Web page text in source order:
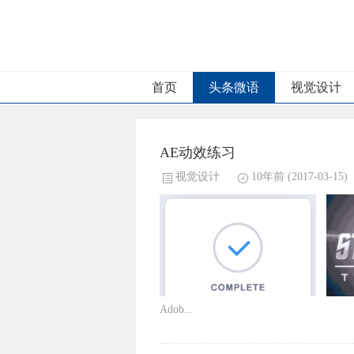
首页 头条微语 视觉设计
AE动效练习
视觉设计 10年前 (2017-03-15)
Adob...